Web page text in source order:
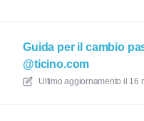
Guida per il cambio
@ticino.com
Ultimo aggiornamento il 16